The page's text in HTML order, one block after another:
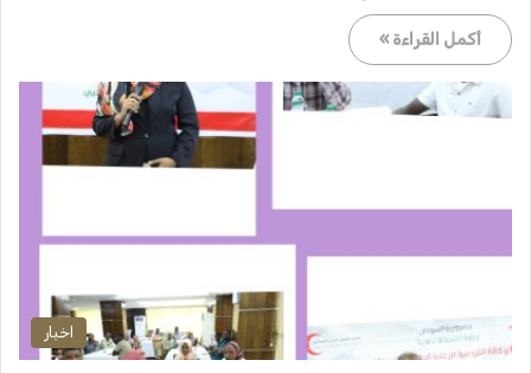
أكمل القراءة »
اخبار